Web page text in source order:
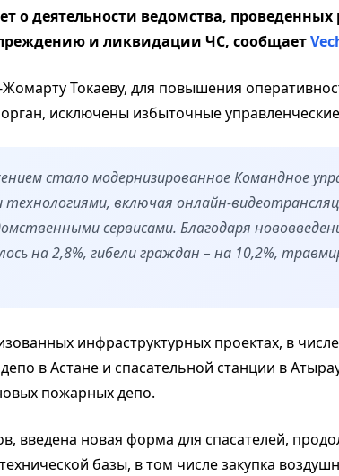
о деятельности ведомства,
и ликвидации ЧС, сообщает
Токаеву, для повышения
исключены избыточные
стало модернизированное Командное
включая онлайн-
сервисами. Благодаря
на 2,8%, гибели граждан – на 10,2%,
инфраструктурных проектах, в
в Астане и спасательной станции в
пожарных депо.
введена новая форма для спасателей,
базы, в том числе закупка